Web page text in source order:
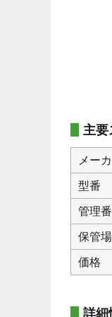
主要
メー
型番
管理
保管
価格
詳細